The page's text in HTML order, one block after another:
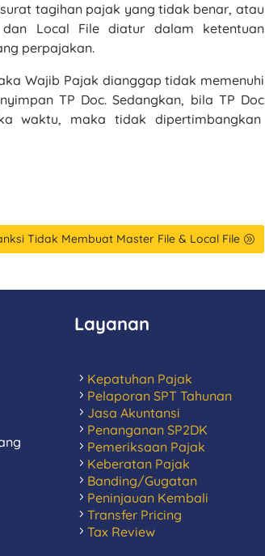
tagihan pajak yang tidak benar, atau
dan Local File diatur dalam ketentuan
perpajakan.
Wajib Pajak dianggap tidak memenuhi
TP Doc. Sedangkan, bila TP Doc
waktu, maka tidak dipertimbangkan
Tidak Membuat Master File & Local File
Layanan
Kepatuhan Pajak
Pelaporan SPT Tahunan
Jasa Akuntansi
Penanganan SP2DK
Pemeriksaan Pajak
Keberatan Pajak
Banding/Gugatan
Peninjauan Kembali
Transfer Pricing
Tax Review